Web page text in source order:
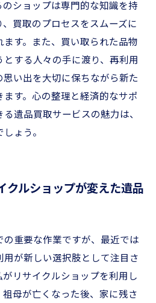
ショップは専門的な知識を持
買取のプロセスをスムーズに
す。また、買い取られた品物
する人々の手に渡り、再利用
い出を大切に保ちながら新た
す。心の整理と経済的なサポ
遺品買取サービスの魅力は、
ょう。
クルショップが変えた遺品
重要な作業ですが、最近では
用が新しい選択肢として注目さ
リサイクルショップを利用し
母が亡くなった後、家に残さ